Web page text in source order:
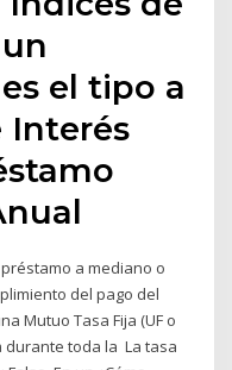
el tipo a
Interés
a mediano o
del pago del
Mutuo Tasa Fija (UF o
durante toda la La tasa